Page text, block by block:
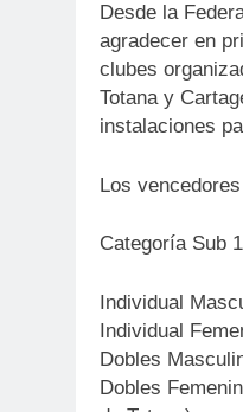
Desde la
agradecer en
clubes
Totana y
instalaciones
Los
Categoría Sub
Individual
Individual
Dobles
Dobles